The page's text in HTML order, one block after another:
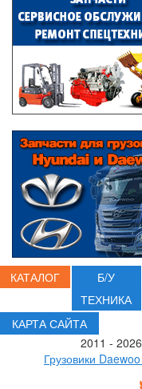
КАТАЛОГ
Б/У
ТЕХНИКА
КАРТА САЙТА
2011 -
Грузовики